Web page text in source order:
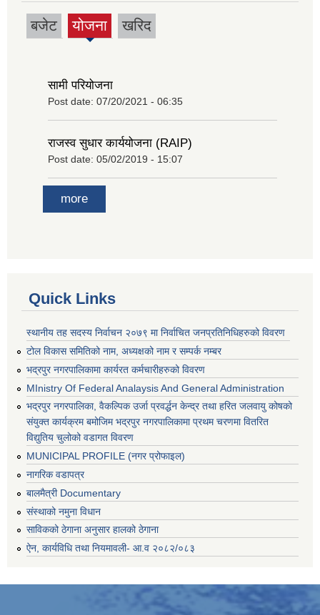
बजेट योजना
(active
खरिद
सामी परियोजना
Post date: 07/20/2021 - 06:35
राजस्व सुधार कार्ययोजना (RAIP)
Post date: 05/02/2019 - 15:07
more
Quick Links
स्थानीय तह सदस्य निर्वाचन २०७९ मा निर्वाचित जनप्रतिनिधिहरुको विवरण
टोल विकास समितिको नाम, अध्यक्षको नाम र सम्पर्क नम्बर
भद्रपुर नगरपालिकामा कार्यरत कर्मचारीहरुको विवरण
MInistry Of Federal Analaysis And General Administration
भद्रपुर नगरपालिका, वैकल्पिक उर्जा प्रवर्द्धन केन्द्र तथा हरित जलवायु कोषको
संयुक्त कार्यक्रम बमोजिम भद्रपुर नगरपालिकामा प्रथम चरणमा वितरित
विद्युतिय चुलोको वडागत विवरण
MUNICIPAL PROFILE (नगर प्रोफाइल)
नागरिक वडापत्र
बालमैत्री Documentary
संस्थाको नमुना विधान
साविकको ठेगाना अनुसार हालको ठेगाना
ऐन, कार्यविधि तथा नियमावली- आ.व २०८२/०८३